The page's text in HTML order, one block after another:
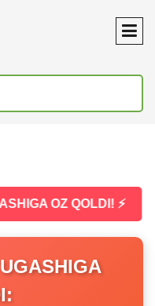
OZ QOLDI! ⚡